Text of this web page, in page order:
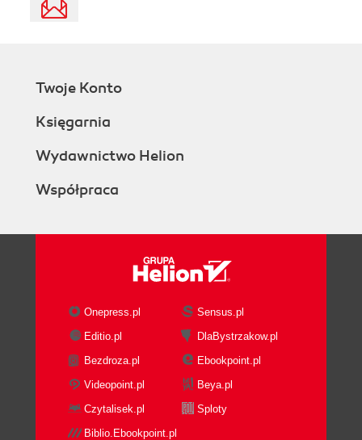
Twoje Konto
Księgarnia
Wydawnictwo Helion
Współpraca
Onepress.pl
Sensus.pl
Editio.pl
DlaBystrzakow.pl
Bezdroza.pl
Ebookpoint.pl
Videopoint.pl
Beya.pl
Czytalisek.pl
Sploty
Biblio.Ebookpoint.pl